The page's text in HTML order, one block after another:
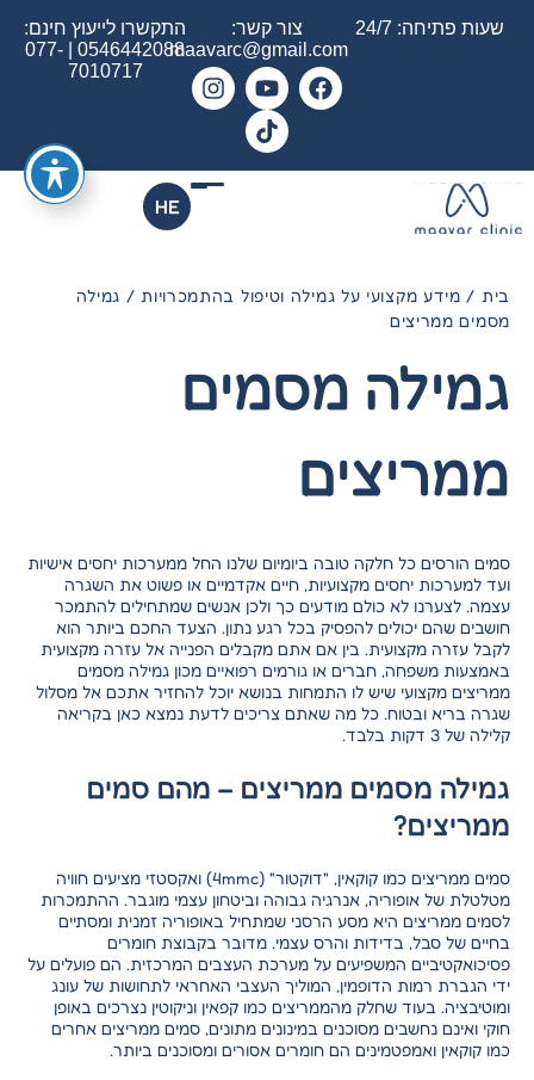
שעות פתיחה: 24/7
צור קשר:
maavarc@gmail.com
התקשרו לייעוץ חינם:
0546442088
077-
7010717
HE
בית / מידע מקצועי על גמילה וטיפול בהתמכרויות / גמילה
מסמים ממריצים
גמילה מסמים
ממריצים
סמים הורסים כל חלקה טובה ביומיום שלנו החל ממערכות יחסים אישיות
ועד למערכות יחסים מקצועיות, חיים אקדמיים או פשוט את השגרה
עצמה. לצערנו לא כולם מודעים כך ולכן אנשים שמתחילים להתמכר
חושבים שהם יכולים להפסיק בכל רגע נתון. הצעד החכם ביותר הוא
לקבל עזרה מקצועית. בין אם אתם מקבלים הפנייה אל עזרה מקצועית
באמצעות משפחה, חברים או גורמים רפואיים מכון גמילה מסמים
ממריצים מקצועי שיש לו התמחות בנושא יוכל להחזיר אתכם אל מסלול
שגרה בריא ובטוח. כל מה שאתם צריכים לדעת נמצא כאן בקריאה
קלילה של 3 דקות בלבד.
גמילה מסמים ממריצים – מהם סמים
ממריצים?
סמים ממריצים כמו קוקאין, "דוקטור" (4mmc) ואקסטזי מציעים חוויה
מטלטלת של אופוריה, אנרגיה גבוהה וביטחון עצמי מוגבר. ההתמכרות
לסמים ממריצים היא מסע הרסני שמתחיל באופוריה זמנית ומסתיים
בחיים של סבל, בדידות והרס עצמי. מדובר בקבוצת חומרים
פסיכואקטיביים המשפיעים על מערכת העצבים המרכזית. הם פועלים על
ידי הגברת רמות הדופמין, המוליך העצבי האחראי לתחושות של עונג
ומוטיבציה. בעוד שחלק מהממריצים כמו קפאין וניקוטין נצרכים באופן
חוקי ואינם נחשבים מסוכנים במינונים מתונים, סמים ממריצים אחרים
כמו קוקאין ואמפטמינים הם חומרים אסורים ומסוכנים ביותר.